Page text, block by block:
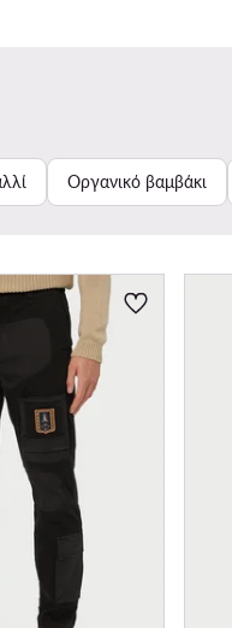
Οργανικό βαμβάκι